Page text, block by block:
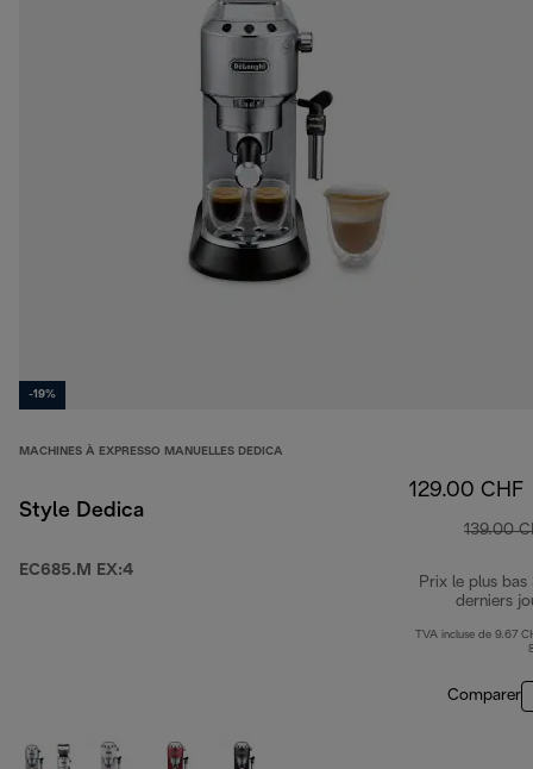
-19%
MACHINES À EXPRESSO MANUELLES DEDICA
Style Dedica
EC685.M EX:4
129.00 CHF
139.00
Prix le plus bas
derniers
TVA incluse de 9.67
Comparer